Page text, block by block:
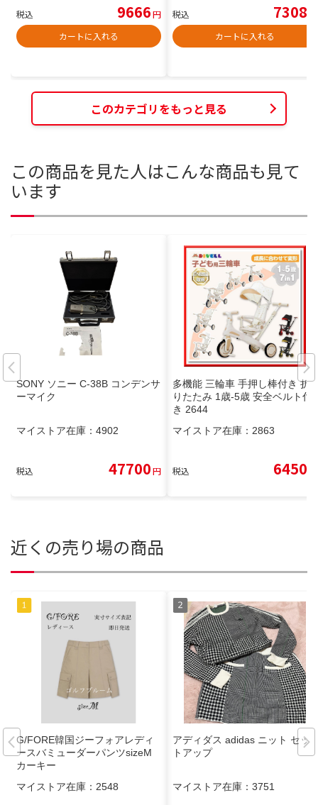
税込 9666円
カートに入れる
税込 7308
カートに入れる
このカテゴリをもっと見る
この商品を見た人はこんな商品も見て
います
SONY ソニー C-38B コンデンサ
ーマイク
マイストア在庫： 4902
税込 47700円
多機能 三輪車 手押し棒付き 折
りたたみ 1歳-5歳 安全ベルト付
き 2644
マイストア在庫： 2863
税込 6450
近くの売り場の商品
G/FORE韓国ジーフォアレディ
ースバミューダーパンツsizeM
カーキー
マイストア在庫： 2548
アディダス adidas ニット セッ
トアップ
マイストア在庫： 3751